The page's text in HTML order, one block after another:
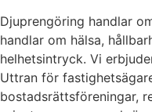
Djuprengöring handlar
handlar om hälsa,
helhetsintryck. Vi
Uttran för
bostadsrättsföreningar,